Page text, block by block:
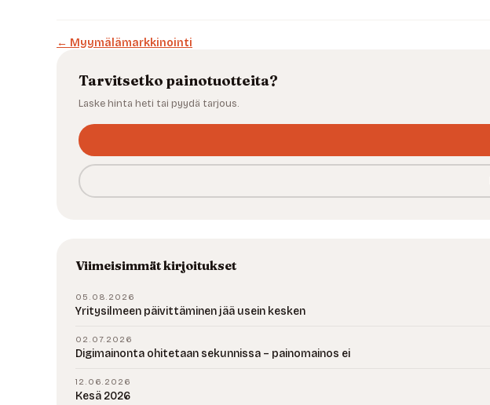
← Myymälämarkkinointi
Tarvitsetko painotuotteita?
Laske hinta heti tai pyydä tarjous.
Viimeisimmät kirjoitukset
05.08.2026
Yritysilmeen päivittäminen jää usein kesken
02.07.2026
Digimainonta ohitetaan sekunnissa – painomainos ei
12.06.2026
Kesä 2026